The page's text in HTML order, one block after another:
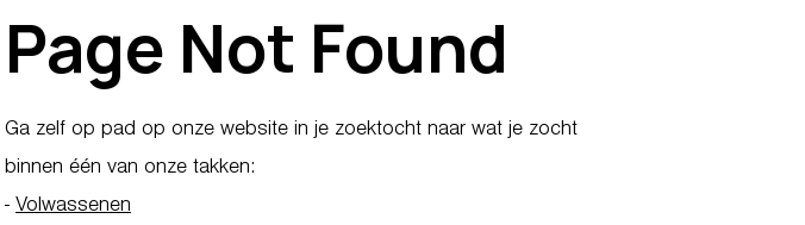
Page Not Found
Ga zelf op pad op onze website in je zoektocht naar wat je zocht
binnen één van onze takken:
- Volwassenen